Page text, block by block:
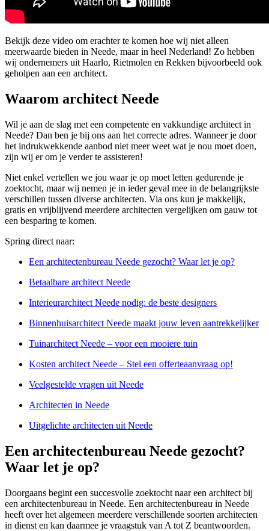
Bekijk deze video om erachter te komen hoe wij niet alleen
meerwaarde bieden in Neede, maar in heel Nederland! Zo hebben
wij ondernemers uit Haarlo, Rietmolen en Rekken bijvoorbeeld ook
geholpen aan een architect.
Waarom architect Neede
Wil je aan de slag met een competente en vakkundige architect in
Neede? Dan ben je bij ons aan het correcte adres. Wanneer je door
het indrukwekkende aanbod niet meer weet wat je nou moet doen,
zijn wij er om je verder te assisteren!
Niet enkel vertellen we jou waar je op moet letten gedurende je
zoektocht, maar wij nemen je in ieder geval mee in de belangrijkste
verschillen tussen diverse architecten. Via ons kun je makkelijk,
gratis en vrijblijvend meerdere architecten vergelijken om gauw tot
een besparing te komen.
Spring direct naar:
Een architectenbureau Neede gezocht? Waar let je op?
Betaalbare architect Neede
Interieurarchitect Neede nodig: de beste designers
Binnenhuisarchitect Neede maakt jouw leven aantrekkelijker
Tuinarchitect Neede – voor een mooiere tuin
Kosten architect Neede – Stel een offerteaanvraag op!
Veelgestelde vragen uit Neede
Architecten in Neede
Uitgelichte architecten uit Neede
Een architectenbureau Neede gezocht?
Waar let je op?
Doorgaans begint een succesvolle zoektocht naar een architect bij
een architectenbureau in Neede. Een architectenbureau in Neede
heeft over het algemeen meerdere verschillende soorten architecten
in dienst en kan daarmee je vraagstuk van A tot Z beantwoorden.